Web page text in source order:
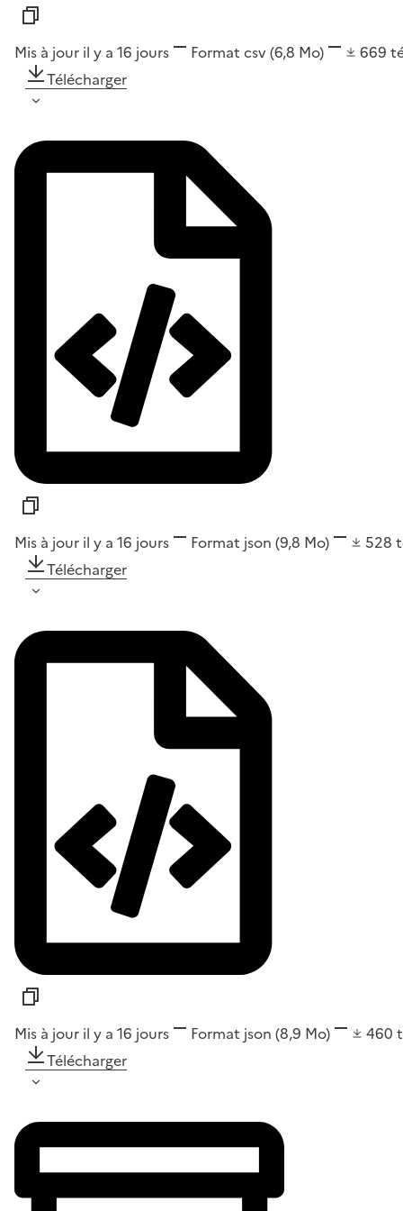
Mis à jour il y a 16 jours Format csv(6,8 Mo) 669
Télécharger
Mis à jour il y a 16 jours Format json (9,8 Mo) 528
Télécharger
Mis à jour il y a 16 jours Format json (8,9 Mo) 460
Télécharger